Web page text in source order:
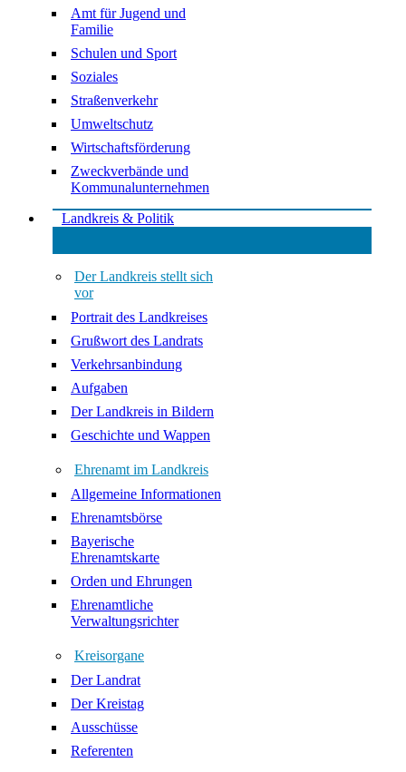
Amt für Jugend und
Familie
Schulen und Sport
Soziales
Straßenverkehr
Umweltschutz
Wirtschaftsförderung
Zweckverbände und
Kommunalunternehmen
Landkreis & Politik
Der Landkreis stellt sich
vor
Portrait des Landkreises
Grußwort des Landrats
Verkehrsanbindung
Aufgaben
Der Landkreis in Bildern
Geschichte und Wappen
Ehrenamt im Landkreis
Allgemeine Informationen
Ehrenamtsbörse
Bayerische
Ehrenamtskarte
Orden und Ehrungen
Ehrenamtliche
Verwaltungsrichter
Kreisorgane
Der Landrat
Der Kreistag
Ausschüsse
Referenten